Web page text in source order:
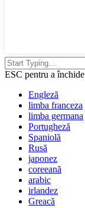
ESC pentru a închide
Engleză
limba franceza
limba germana
Portugheză
Spaniolă
Rusă
japonez
coreeană
arabic
irlandez
Greacă